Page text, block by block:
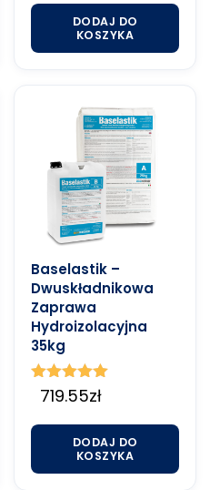
DODAJ DO
KOSZYKA
Baselastik –
Dwuskładnikowa
Zaprawa
Hydroizolacyjna
35kg
Oceniono
5.00
719.55zł
DODAJ DO
KOSZYKA